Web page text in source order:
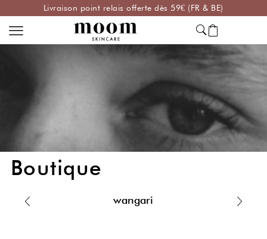
Livraison point relais offerte dès 59€ (FR & BE)
Boutique
wangari